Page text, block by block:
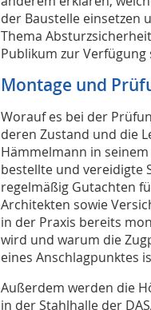
der Baustelle einsetzen
Thema
Publikum zur Verfügung
Montage und
Worauf es bei der
deren Zustand und die
Hämmelmann in
bestellte und vereidigte
regelmäßig Gutachten
Architekten sowie
in der Praxis bereits
wird und warum die
eines Anschlagpunktes
Außerdem werden die
in der Stahlhalle der